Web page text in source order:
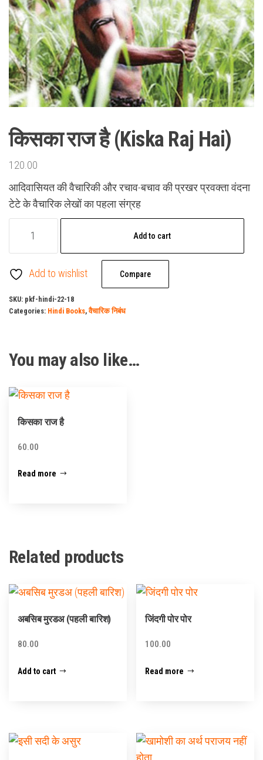
किसका राज है (Kiska Raj Hai)
120.00
आदिवासियत की वैचारिकी और रचाव-बचाव की प्रखर प्रवक्ता वंदना
टेटे के वैचारिक लेखों का पहला संग्रह
(Kiska
Hai)
Add to cart
Add to wishlist Compare
SKU: pkf-hindi-22-18
Categories: Hindi Books,वैचारिक निबंध
You may also like…
किसका राज है
60.00
Read more
Related products
अबसिब मुरडअ (पहली बारिश)
80.00
Add to cart
जिंदगी पोर पोर
100.00
Read more